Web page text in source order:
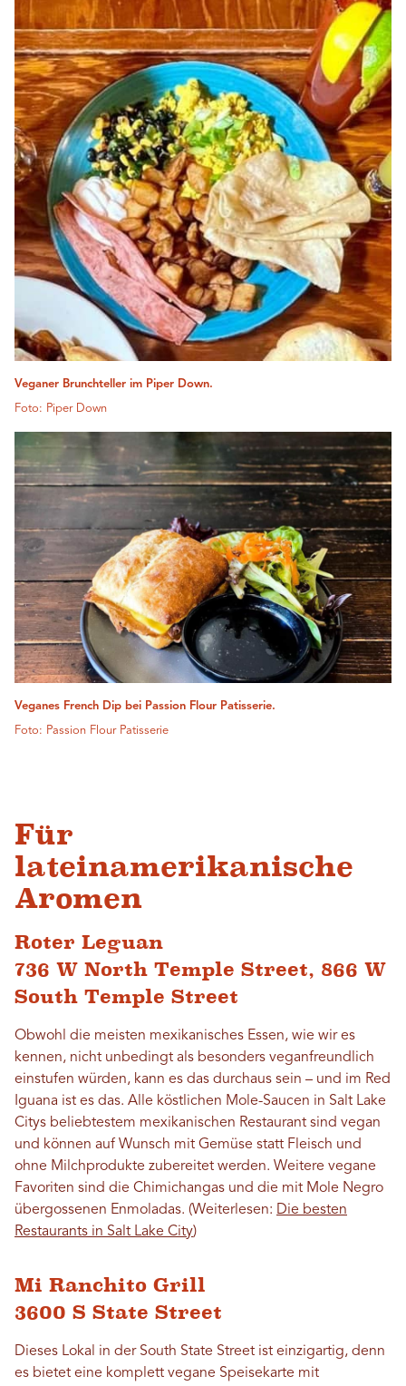
Veganer Brunchteller im Piper Down.
Foto: Piper Down
Veganes French Dip bei Passion Flour Patisserie.
Foto: Passion Flour Patisserie
Für
lateinamerikanische
Aromen
Roter Leguan
736 W North Temple Street, 866 W
South Temple Street
Obwohl die meisten mexikanisches Essen, wie wir es
kennen, nicht unbedingt als besonders veganfreundlich
einstufen würden, kann es das durchaus sein – und im Red
Iguana ist es das. Alle köstlichen Mole-Saucen in Salt Lake
Citys beliebtestem mexikanischen Restaurant sind vegan
und können auf Wunsch mit Gemüse statt Fleisch und
ohne Milchprodukte zubereitet werden. Weitere vegane
Favoriten sind die Chimichangas und die mit Mole Negro
übergossenen Enmoladas. (Weiterlesen: Die besten
Restaurants in Salt Lake City)
Mi Ranchito Grill
3600 S State Street
Dieses Lokal in der South State Street ist einzigartig, denn
es bietet eine komplett vegane Speisekarte mit